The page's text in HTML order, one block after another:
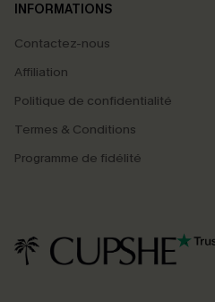
INFORMATIONS
Contactez-nous
Affiliation
Politique de confidentialité
Termes & Conditions
Programme de fidélité